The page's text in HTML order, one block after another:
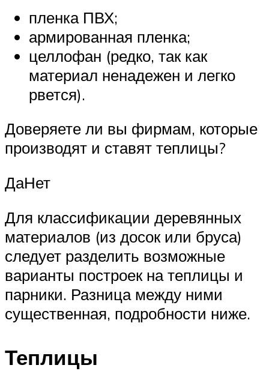
пленка ПВХ;
армированная пленка;
целлофан (редко, так как
материал ненадежен и легко
рвется).
Доверяете ли вы фирмам, которые
производят и ставят теплицы?
ДаНет
Для классификации деревянных
материалов (из досок или бруса)
следует разделить возможные
варианты построек на теплицы и
парники. Разница между ними
существенная, подробности ниже.
Теплицы